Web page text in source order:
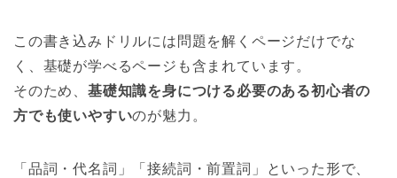
この書き込みドリルには問題を解くページだけでな
く、基礎が学べるページも含まれています。
そのため、 基礎知識を身につける必要のある初心者の
方でも使いやすいのが魅力。
「品詞・代名詞」「接続詞・前置詞」といった形で、